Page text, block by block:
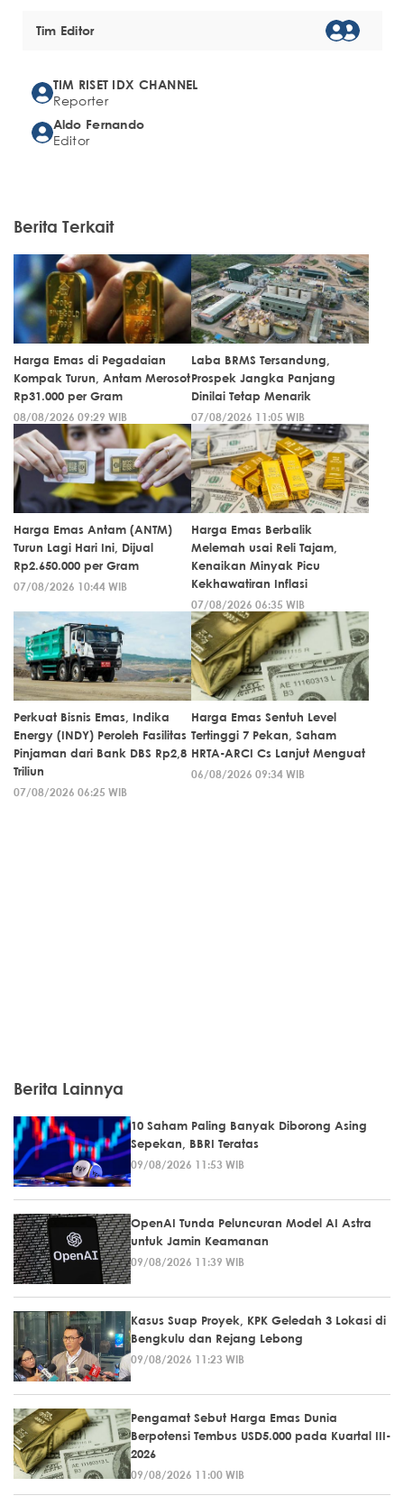
Tim Editor
TIM RISET IDX CHANNEL
Reporter
Aldo Fernando
Editor
Berita Terkait
Harga Emas di Pegadaian
Kompak Turun, Antam Merosot
Rp31.000 per Gram
08/08/2026 09:29 WIB
Laba BRMS Tersandung,
Prospek Jangka Panjang
Dinilai Tetap Menarik
07/08/2026 11:05 WIB
Harga Emas Antam (ANTM)
Turun Lagi Hari Ini, Dijual
Rp2.650.000 per Gram
07/08/2026 10:44 WIB
Harga Emas Berbalik
Melemah usai Reli Tajam,
Kenaikan Minyak Picu
Kekhawatiran Inflasi
07/08/2026 06:35 WIB
Perkuat Bisnis Emas, Indika
Energy (INDY) Peroleh Fasilitas
Pinjaman dari Bank DBS Rp2,8
Triliun
07/08/2026 06:25 WIB
Harga Emas Sentuh Level
Tertinggi 7 Pekan, Saham
HRTA-ARCI Cs Lanjut Menguat
06/08/2026 09:34 WIB
Berita Lainnya
10 Saham Paling Banyak Diborong Asing
Sepekan, BBRI Teratas
09/08/2026 11:53 WIB
OpenAI Tunda Peluncuran Model AI Astra
untuk Jamin Keamanan
09/08/2026 11:39 WIB
Kasus Suap Proyek, KPK Geledah 3 Lokasi di
Bengkulu dan Rejang Lebong
09/08/2026 11:23 WIB
Pengamat Sebut Harga Emas Dunia
Berpotensi Tembus USD5.000 pada Kuartal III-
2026
09/08/2026 11:00 WIB